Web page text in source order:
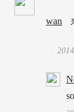
wan
·